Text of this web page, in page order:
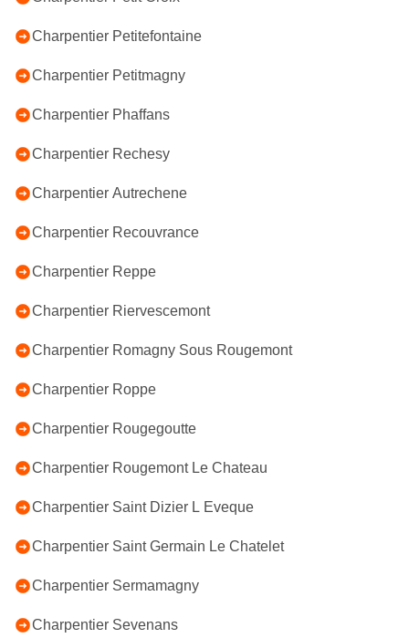
Charpentier Petitefontaine
Charpentier Petitmagny
Charpentier Phaffans
Charpentier Rechesy
Charpentier Autrechene
Charpentier Recouvrance
Charpentier Reppe
Charpentier Riervescemont
Charpentier Romagny Sous Rougemont
Charpentier Roppe
Charpentier Rougegoutte
Charpentier Rougemont Le Chateau
Charpentier Saint Dizier L Eveque
Charpentier Saint Germain Le Chatelet
Charpentier Sermamagny
Charpentier Sevenans